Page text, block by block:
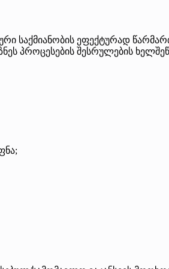
საქმიანობის ეფექტურად
პროცესების შესრულების